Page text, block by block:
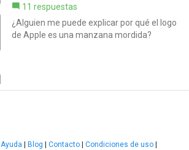
11 respuestas
¿Alguien me puede explicar por qué el logo
de Apple es una manzana mordida?
Ayuda Blog Contacto Condiciones de uso